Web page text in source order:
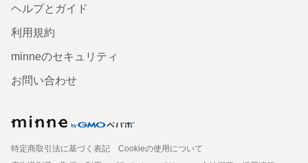
ヘルプとガイド
利用規約
minneのセキュリティ
お問い合わせ
特定商取引法に基づく表記
Cookieの使用について